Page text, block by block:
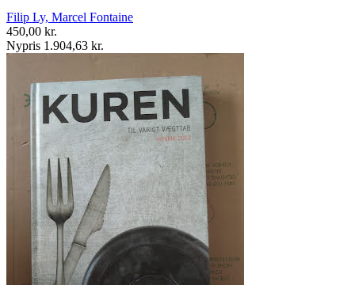
Filip Ly, Marcel Fontaine
450,00 kr.
Nypris 1.904,63 kr.